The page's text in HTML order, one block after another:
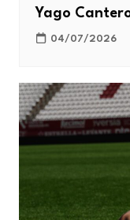
Yago
04/07/2026